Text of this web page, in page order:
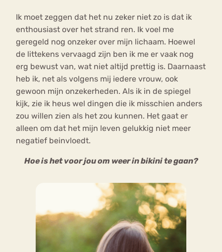
Ik moet zeggen dat het nu zeker niet zo is dat ik
enthousiast over het strand ren. Ik voel me
geregeld nog onzeker over mijn lichaam. Hoewel
de littekens vervaagd zijn ben ik me er vaak nog
erg bewust van, wat niet altijd prettig is. Daarnaast
heb ik, net als volgens mij iedere vrouw, ook
gewoon mijn onzekerheden. Als ik in de spiegel
kijk, zie ik heus wel dingen die ik misschien anders
zou willen zien als het zou kunnen. Het gaat er
alleen om dat het mijn leven gelukkig niet meer
negatief beinvloedt.
Hoe is het voor jou om weer in bikini te gaan?